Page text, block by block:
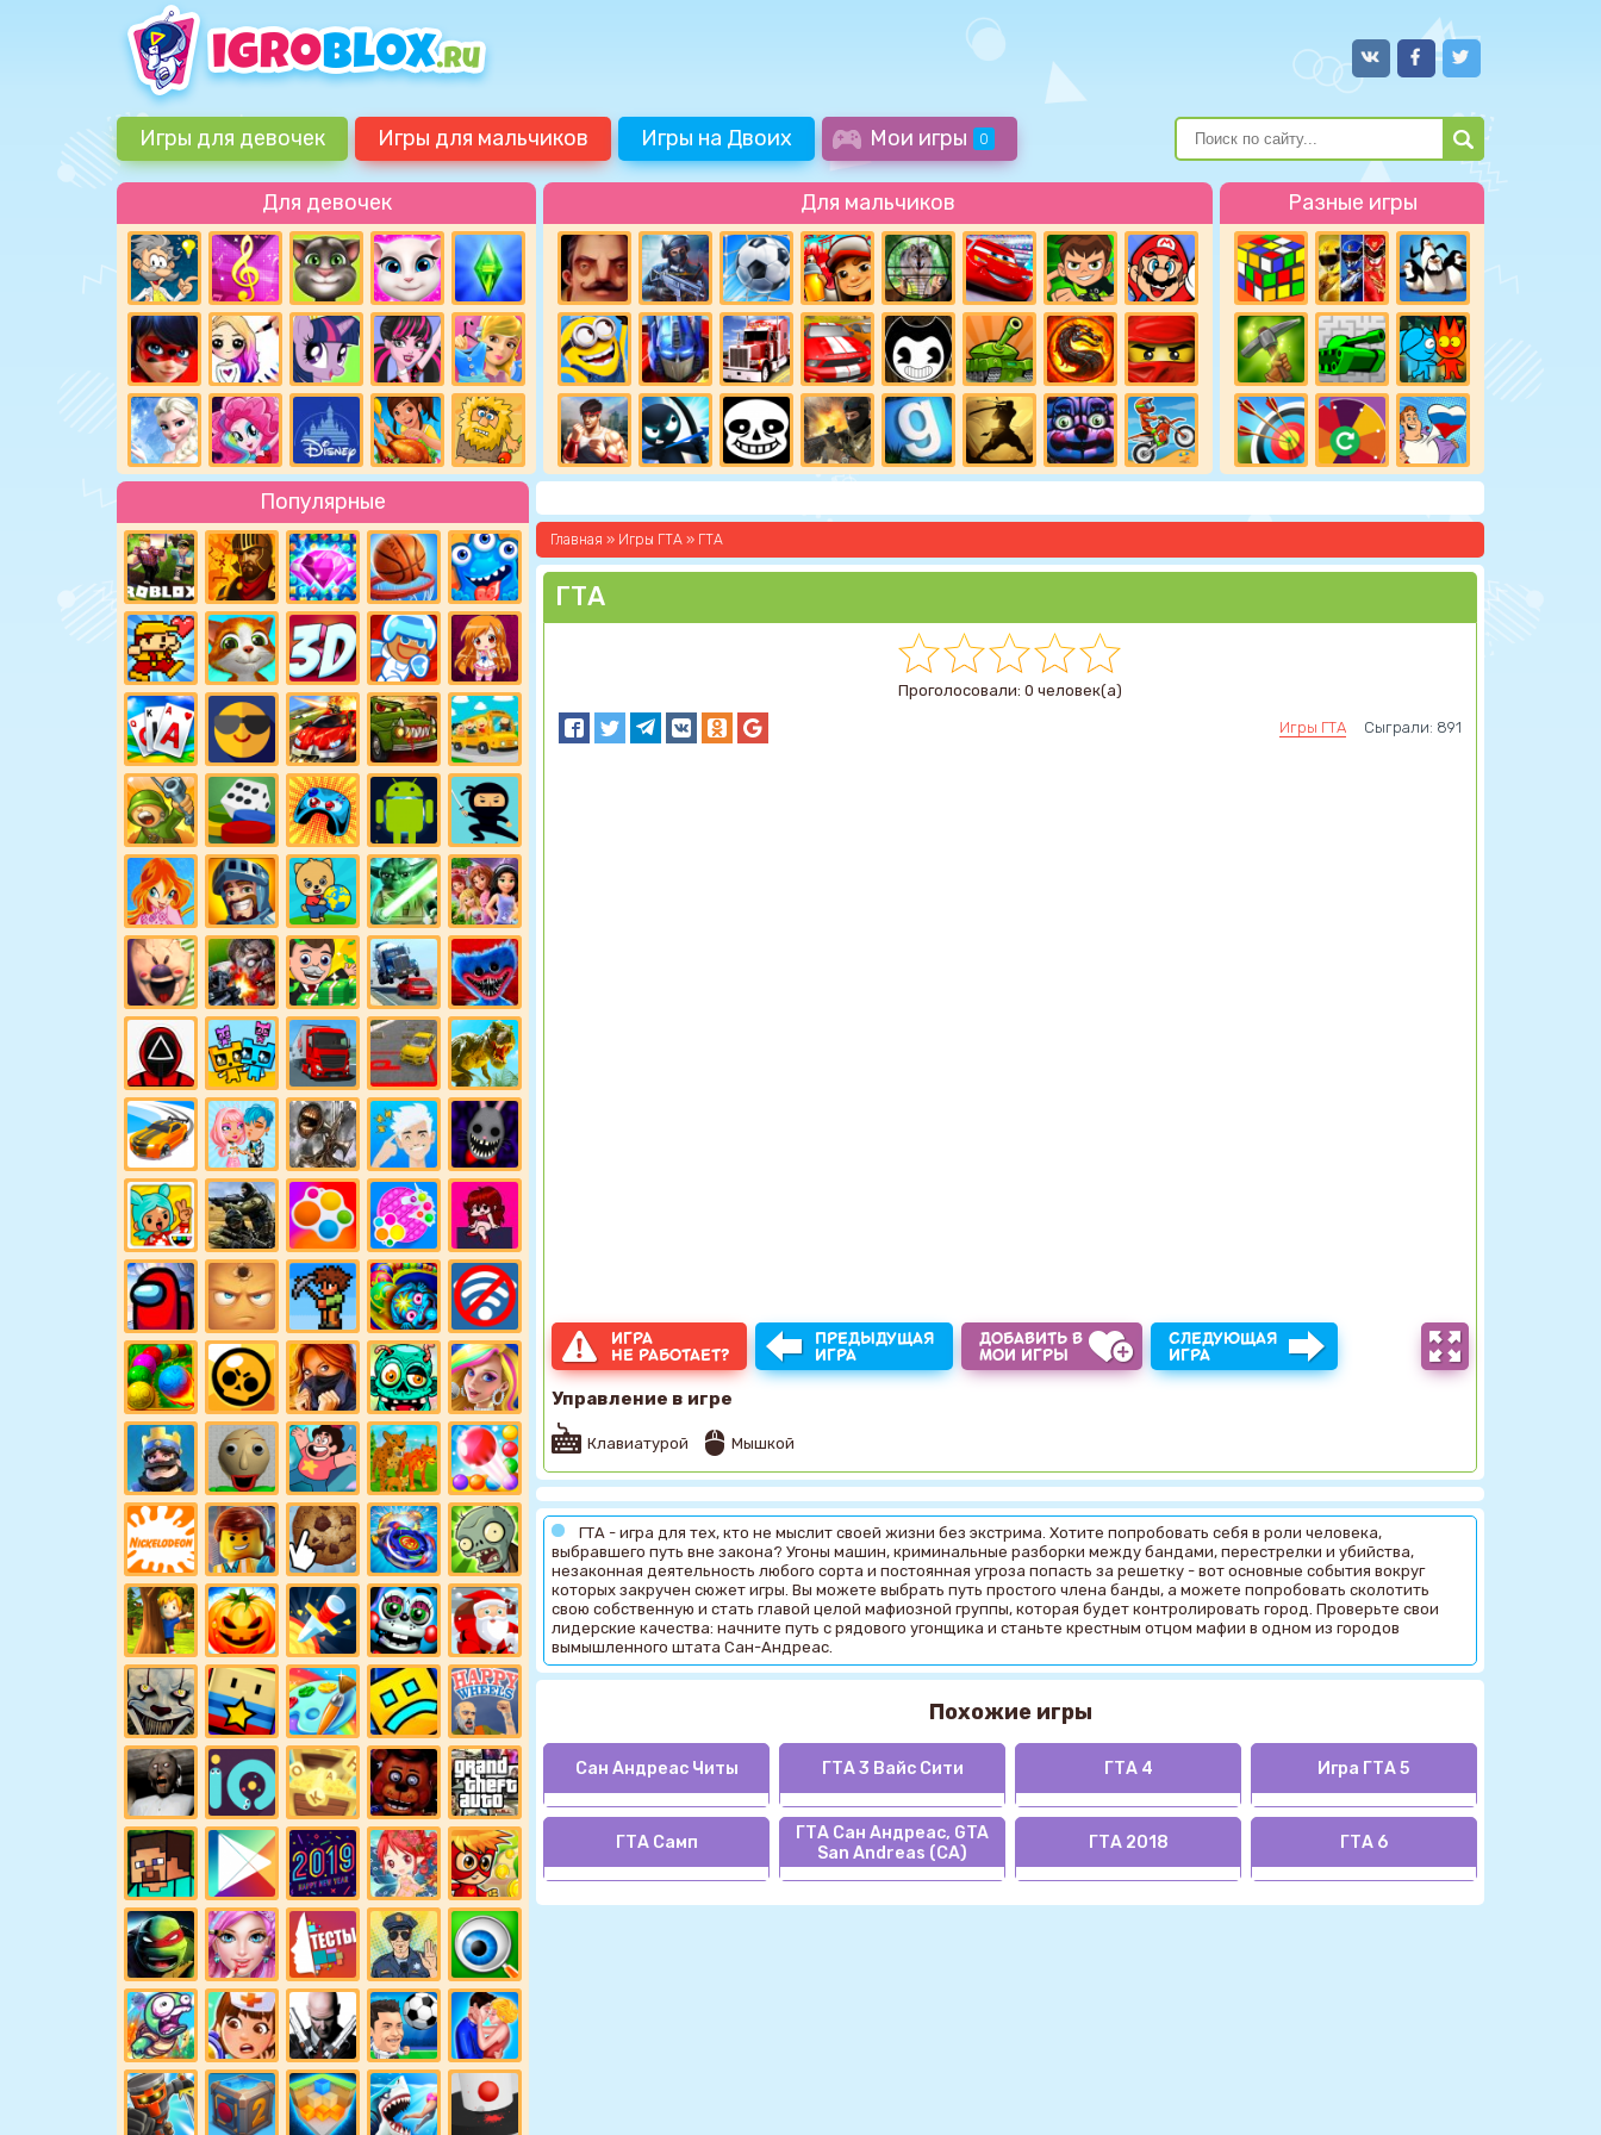
Игры для девочек Игры для мальчиков Игры на Двоих Мои игры 0
Для девочек Для мальчиков Разные игры
Популярные
Главная » Игры ГТА » ГТА
ГТА
Проголосовали: 0 человек(а)
Игры ГТА Сыграли: 891
ИГРА
НЕ РАБОТАЕТ?
ПРЕДЫДУЩАЯ
ИГРА
ДОБАВИТЬ В
МОИ ИГРЫ
СЛЕДУЮЩАЯ
ИГРА
Управление в игре
Клавиатурой Мышкой
ГТА - игра для тех, кто не мыслит своей жизни без экстрима. Хотите попробовать себя в роли человека,
выбравшего путь вне закона? Угоны машин, криминальные разборки между бандами, перестрелки и убийства,
незаконная деятельность любого сорта и постоянная угроза попасть за решетку - вот основные события вокруг
которых закручен сюжет игры. Вы можете выбрать путь простого члена банды, а можете попробовать сколотить
свою собственную и стать главой целой мафиозной группы, которая будет контролировать город. Проверьте свои
лидерские качества: начните путь с рядового угонщика и станьте крестным отцом мафии в одном из городов
вымышленного штата Сан-Андреас.
Похожие игры
Сан Андреас Читы ГТА 3 Вайс Сити ГТА 4 Игра ГТА 5
ГТА Самп
ГТА Сан Андреас, GTA
San Andreas (СА)
ГТА 2018 ГТА 6